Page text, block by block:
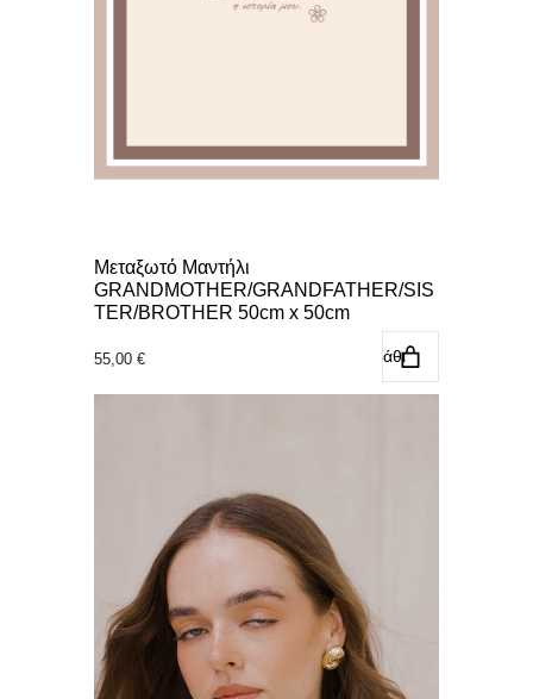
Μεταξωτό Μαντήλι
GRANDMOTHER/GRANDFATHER/SIS
TER/BROTHER 50cm x 50cm
55,00 € Προσθήκη στο καλάθι